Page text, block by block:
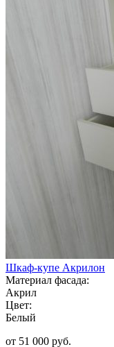
Шкаф-купе Акрилон
Материал фасада:
Акрил
Цвет:
Белый
от 51 000 руб.